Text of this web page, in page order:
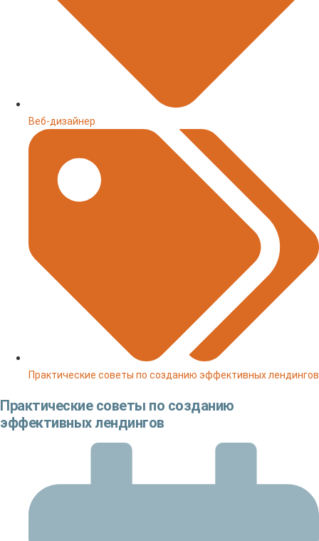
Веб-дизайнер
Практические советы по созданию эффективных лендингов
Практические советы по созданию
эффективных лендингов